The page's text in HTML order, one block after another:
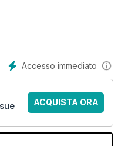
Accesso immediato
ACQUISTA ORA